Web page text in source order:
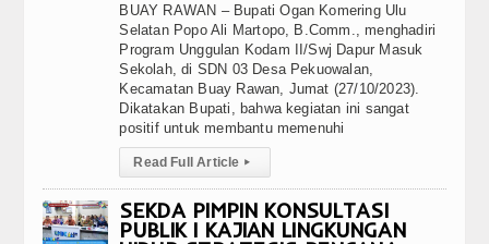
BUAY RAWAN – Bupati Ogan Komering Ulu
Selatan Popo Ali Martopo, B.Comm., menghadiri
Program Unggulan Kodam II/Swj Dapur Masuk
Sekolah, di SDN 03 Desa Pekuowalan,
Kecamatan Buay Rawan, Jumat (27/10/2023).
Dikatakan Bupati, bahwa kegiatan ini sangat
positif untuk membantu memenuhi
Read Full Article ▸
SEKDA PIMPIN KONSULTASI
PUBLIK I KAJIAN LINGKUNGAN